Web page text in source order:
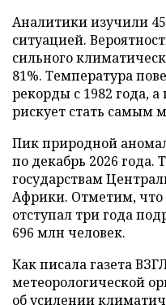
Аналитики изучили
ситуацией.
сильного
81%. Температура
рекорды с 1982 года,
рискует стать самым
Пик природной
по декабрь 2026 года.
государствам
Африки. Отметим, что
отступал три года
696 млн человек.
Как писала газета
метеорологической
об усилении